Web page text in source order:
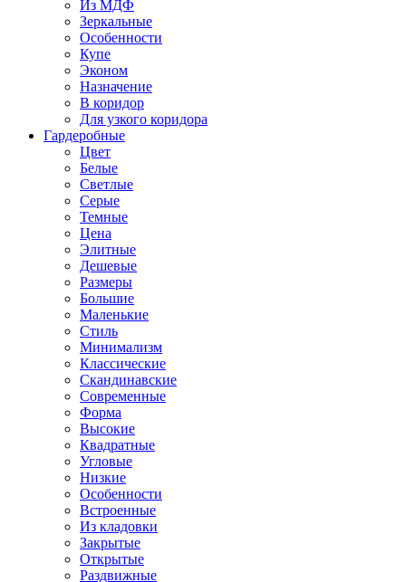
Из МДФ
Зеркальные
Особенности
Купе
Эконом
Назначение
В коридор
Для узкого коридора
Гардеробные
Цвет
Белые
Светлые
Серые
Темные
Цена
Элитные
Дешевые
Размеры
Большие
Маленькие
Стиль
Минимализм
Классические
Скандинавские
Современные
Форма
Высокие
Квадратные
Угловые
Низкие
Особенности
Встроенные
Из кладовки
Закрытые
Открытые
Раздвижные